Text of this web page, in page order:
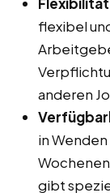
flexibel
anderen
in
gibt